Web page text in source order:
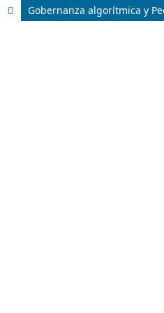
Gobernanza algorítmica y